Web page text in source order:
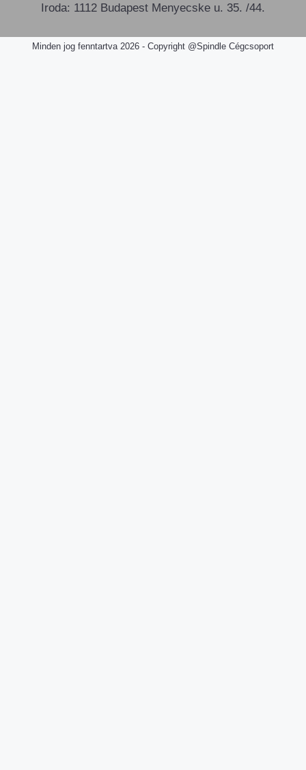
Iroda: 1112 Budapest Menyecske u. 35. /44.
Minden jog fenntartva 2026 - Copyright @Spindle Cégcsoport